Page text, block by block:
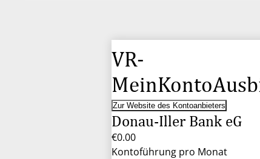
VR-
Zur Website des Kontoanbieters
Donau-Iller Bank eG
€0.00
Kontoführung pro Monat